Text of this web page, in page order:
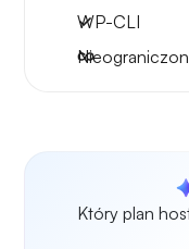
WP-CLI
Który plan